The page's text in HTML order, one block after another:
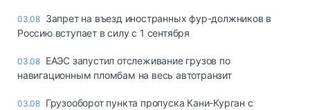
03.08 Запрет на въезд иностранных фур-должников в
Россию вступает в силу с 1 сентября
03.08 ЕАЭС запустил отслеживание грузов по
навигационным пломбам на весь автотранзит
03.08 Грузооборот пункта пропуска Кани-Курган с